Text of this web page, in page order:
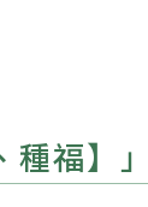
種福】」